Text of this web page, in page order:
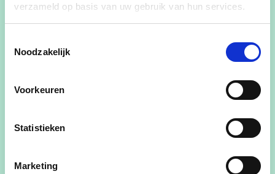
verzameld op basis van uw gebruik van hun services.
Noodzakelijk
Voorkeuren
Statistieken
Marketing
Na het afstuderen in Latijn-Moderne Talen aan
politieke wetenschappen te gaan studeren aan de
specialisatie in Rusland & Europa. Daarnaast liep
CD&V- boegbeeld Nawal Farih als op de